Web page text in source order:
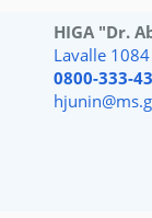
HIGA "Dr.
Lavalle
0800-333-